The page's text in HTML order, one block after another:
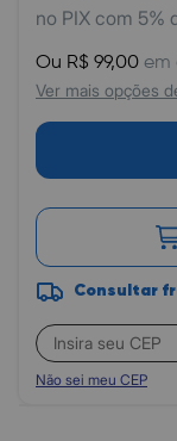
no PIX com 5%
Ou R$ 99,00 em
Ver mais opções
Consultar
Não sei meu CEP